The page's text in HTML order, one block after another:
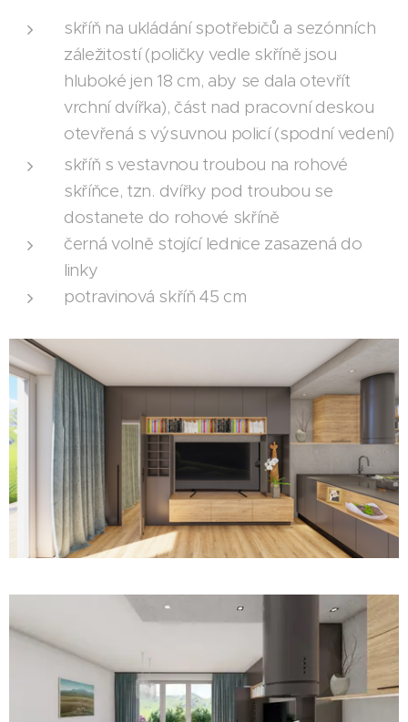
skříň na ukládání spotřebičů a sezónních
záležitostí (poličky vedle skříně jsou
hluboké jen 18 cm, aby se dala otevřít
vrchní dvířka), část nad pracovní deskou
otevřená s výsuvnou policí (spodní vedení)
skříň s vestavnou troubou na rohové
skříňce, tzn. dvířky pod troubou se
dostanete do rohové skříně
černá volně stojící lednice zasazená do
linky
potravinová skříň 45 cm